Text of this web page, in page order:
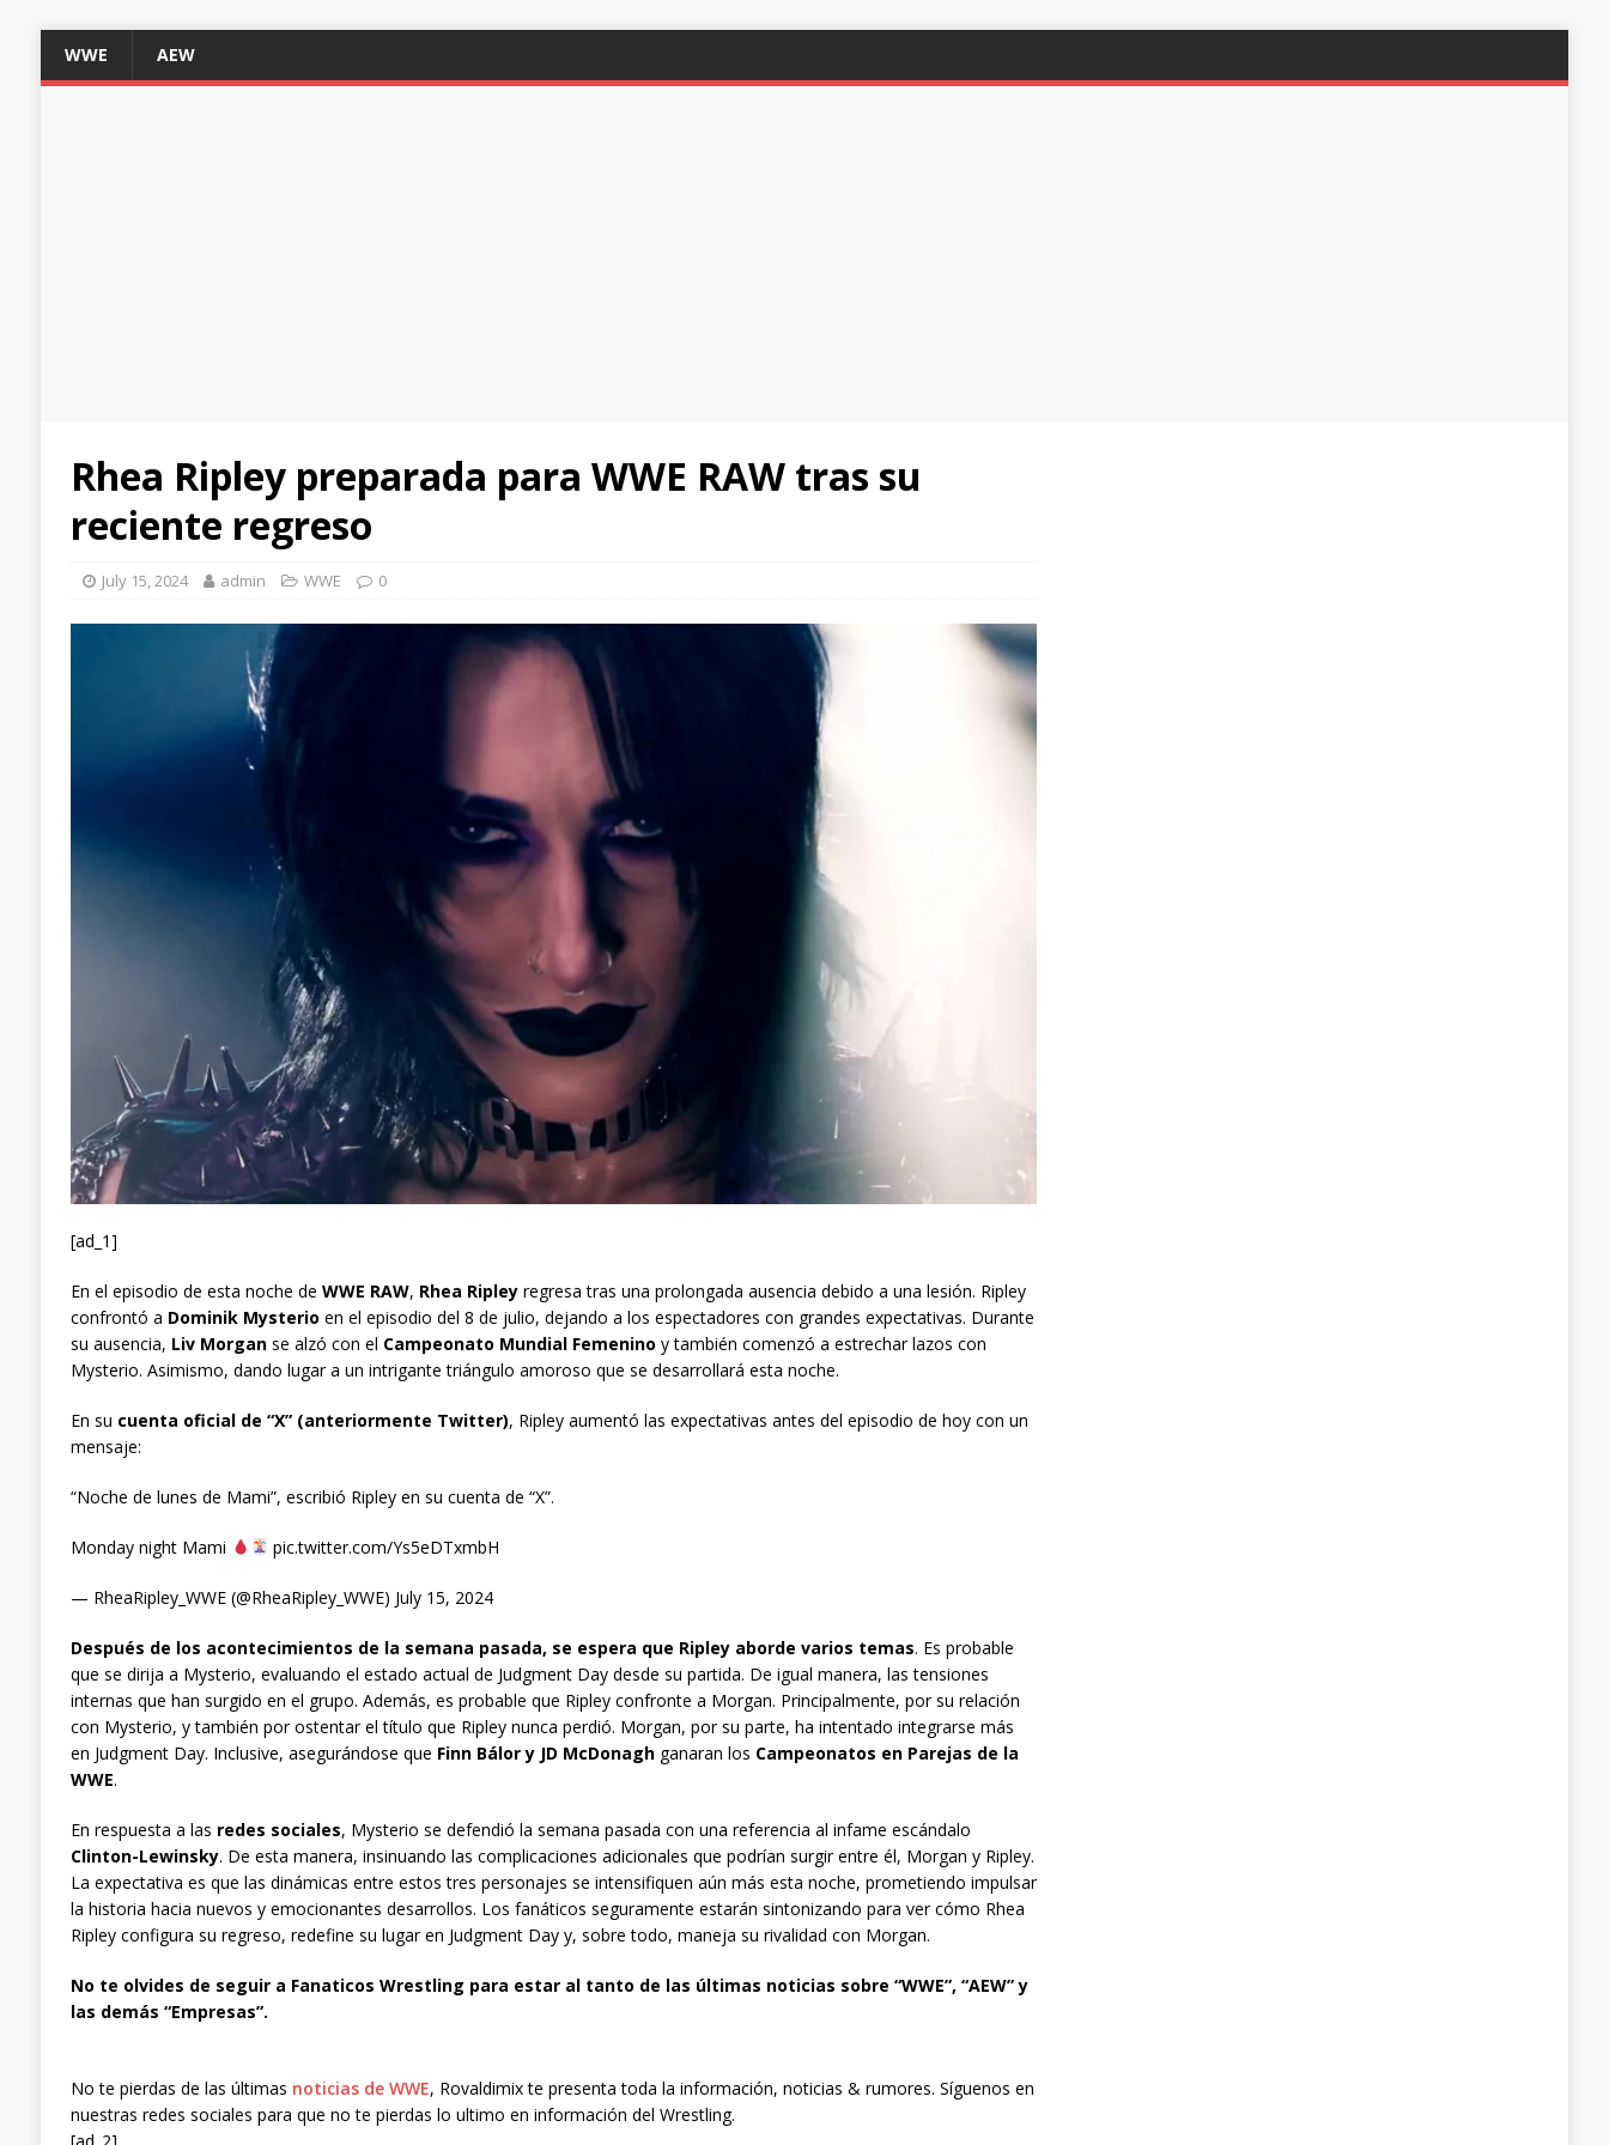
WWE AEW
Rhea Ripley preparada para WWE RAW tras su
reciente regreso
July 15, 2024 admin WWE 0
[ad_1]
En el episodio de esta noche de WWE RAW, Rhea Ripleyregresa tras una prolongada ausencia debido a una lesión. Ripley
confrontó a Dominik Mysterio en el episodio del 8 de julio, dejando a los espectadores con grandes expectativas. Durante
su ausencia, Liv Morganse alzó con el Campeonato Mundial Femenino y también comenzó a estrechar lazos con
Mysterio. Asimismo, dando lugar a un intrigante triángulo amoroso que se desarrollará esta noche.
En su cuenta oficial de “X” (anteriormente Twitter), Ripley aumentó las expectativas antes del episodio de hoy con un
mensaje:
“Noche de lunes de Mami”, escribió Ripley en su cuenta de “X”.
Monday night Mami pic.twitter.com/Ys5eDTxmbH
— RheaRipley_WWE (@RheaRipley_WWE) July 15, 2024
Después de los acontecimientos de la semana pasada, se espera que Ripley aborde varios temas. Es probable
que se dirija a Mysterio, evaluando el estado actual de Judgment Day desde su partida. De igual manera, las tensiones
internas que han surgido en el grupo. Además, es probable que Ripley confronte a Morgan. Principalmente, por su relación
con Mysterio, y también por ostentar el título que Ripley nunca perdió. Morgan, por su parte, ha intentado integrarse más
en Judgment Day. Inclusive, asegurándose que Finn Bálor y JD McDonaghganaran los Campeonatos en Parejas de la
WWE.
En respuesta a las redes sociales, Mysterio se defendió la semana pasada con una referencia al infame escándalo
Clinton-Lewinsky. De esta manera, insinuando las complicaciones adicionales que podrían surgir entre él, Morgan y Ripley.
La expectativa es que las dinámicas entre estos tres personajes se intensifiquen aún más esta noche, prometiendo impulsar
la historia hacia nuevos y emocionantes desarrollos. Los fanáticos seguramente estarán sintonizando para ver cómo Rhea
Ripley configura su regreso, redefine su lugar en Judgment Day y, sobre todo, maneja su rivalidad con Morgan.
No te olvides de seguir a Fanaticos Wrestling para estar al tanto de las últimas noticias sobre “WWE”, “AEW” y
las demás “Empresas”.
No te pierdas de las últimas noticias de WWE, Rovaldimix te presenta toda la información, noticias & rumores. Síguenos en
nuestras redes sociales para que no te pierdas lo ultimo en información del Wrestling.
[ad_2]